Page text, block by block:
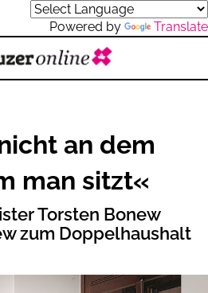
Powered by Translate
an dem
man sitzt«
Torsten Bonew
zum Doppelhaushalt